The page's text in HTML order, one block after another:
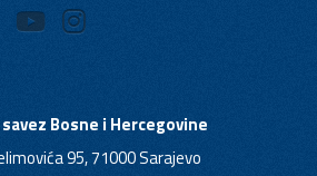
Bosne i Hercegovine
95, 71000 Sarajevo